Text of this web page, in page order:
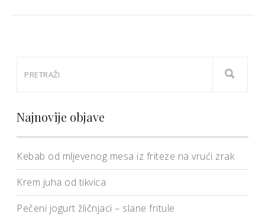
Najnovije objave
Kebab od mljevenog mesa iz friteze na vrući zrak
Krem juha od tikvica
Pečeni jogurt žličnjaci – slane fritule